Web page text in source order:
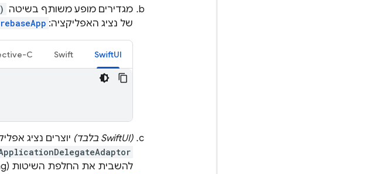
מגדירים מופע משותף בשיטה
של נציג האפליקציה:
SwiftUI
Swift
C
(SwiftUI בלבד) יוצרים נציג
להשבית את החלפת השיטות (swizzling) של נציג האפליקציה. מידע נוסף זמין